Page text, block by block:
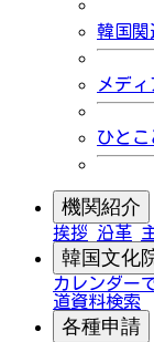
韓国関
メデ
ひとこ
機関紹介
挨拶 沿革
韓国文化
カレンダー
道資料検索
各種申請